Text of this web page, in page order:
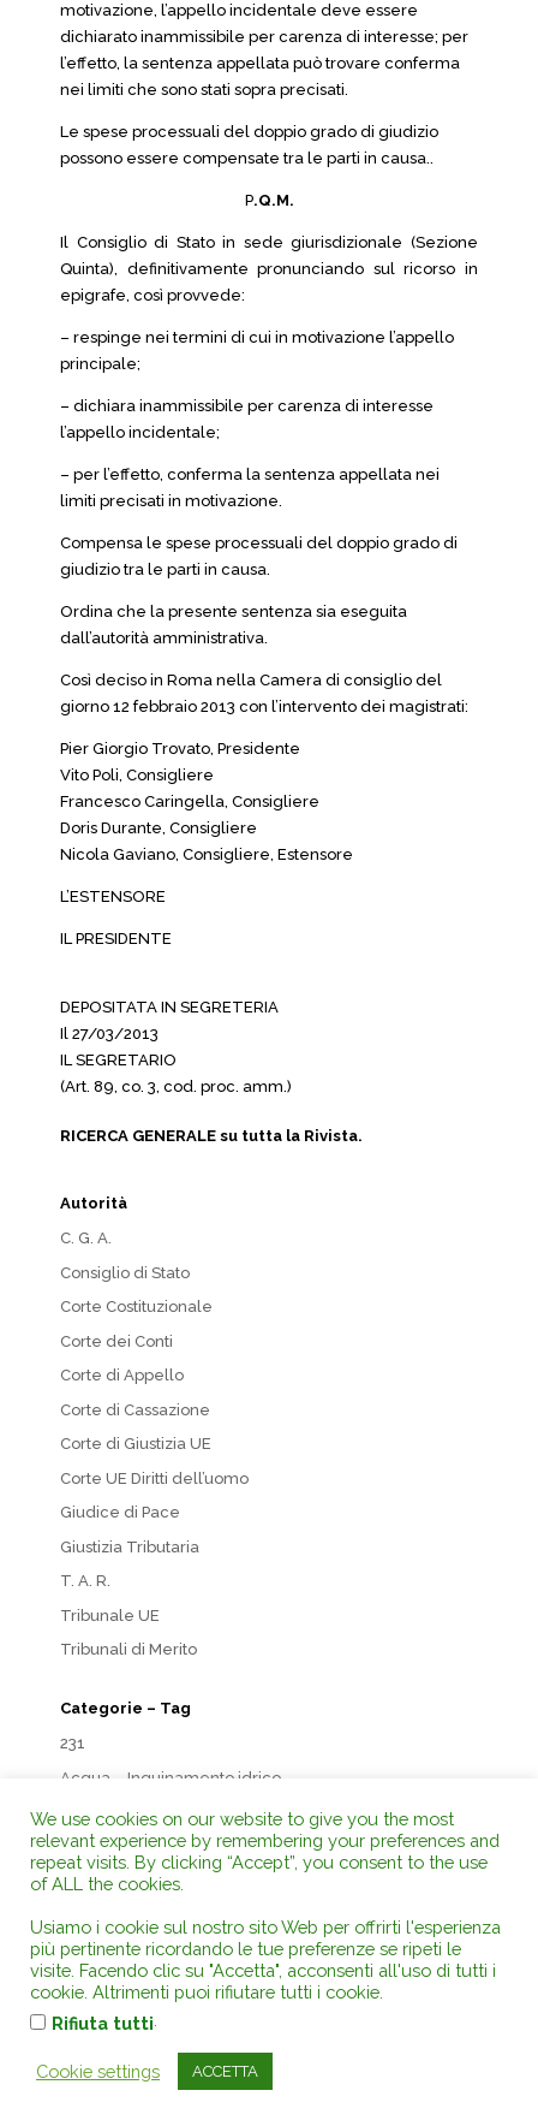
motivazione, l’appello incidentale deve essere
dichiarato inammissibile per carenza di interesse; per
l’effetto, la sentenza appellata può trovare conferma
nei limiti che sono stati sopra precisati.
Le spese processuali del doppio grado di giudizio
possono essere compensate tra le parti in causa..
P.Q.M.
Il Consiglio di Stato in sede giurisdizionale (Sezione
Quinta), definitivamente pronunciando sul ricorso in
epigrafe, così provvede:
– respinge nei termini di cui in motivazione l’appello
principale;
– dichiara inammissibile per carenza di interesse
l’appello incidentale;
– per l’effetto, conferma la sentenza appellata nei
limiti precisati in motivazione.
Compensa le spese processuali del doppio grado di
giudizio tra le parti in causa.
Ordina che la presente sentenza sia eseguita
dall’autorità amministrativa.
Così deciso in Roma nella Camera di consiglio del
giorno 12 febbraio 2013 con l’intervento dei magistrati:
Pier Giorgio Trovato, Presidente
Vito Poli, Consigliere
Francesco Caringella, Consigliere
Doris Durante, Consigliere
Nicola Gaviano, Consigliere, Estensore
L’ESTENSORE
IL PRESIDENTE
DEPOSITATA IN SEGRETERIA
Il 27/03/2013
IL SEGRETARIO
(Art. 89, co. 3, cod. proc. amm.)
RICERCA GENERALE su tutta la Rivista.
Autorità
C. G. A.
Consiglio di Stato
Corte Costituzionale
Corte dei Conti
Corte di Appello
Corte di Cassazione
Corte di Giustizia UE
Corte UE Diritti dell’uomo
Giudice di Pace
Giustizia Tributaria
T. A. R.
Tribunale UE
Tribunali di Merito
Categorie – Tag
231
Acqua – Inquinamento idrico
Agricoltura e zootecnia
Appalti
Aree protette
Associazioni e comitati
Beni culturali ed ambientali
Boschi e macchia mediterranea
Danno ambientale
We use cookies on our website to give you the most
relevant experience by remembering your preferences and
repeat visits. By clicking “Accept”, you consent to the use
of ALL the cookies.
Usiamo i cookie sul nostro sito Web per offrirti l'esperienza
più pertinente ricordando le tue preferenze se ripeti le
visite. Facendo clic su "Accetta", acconsenti all'uso di tutti i
cookie. Altrimenti puoi rifiutare tutti i cookie.
Rifiuta tutti
Cookie settings ACCETTA